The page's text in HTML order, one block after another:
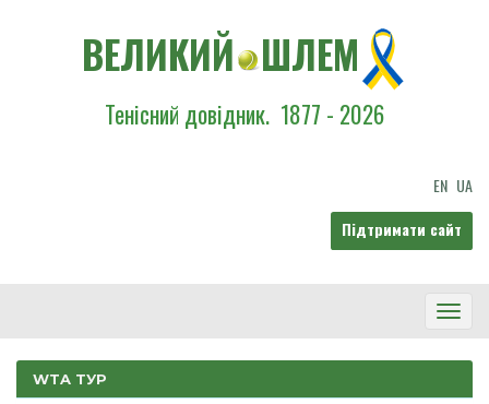
ВЕЛИКИЙ ШЛЕМ
Тенісний довідник. 1877 - 2026
EN UA
Підтримати сайт
WTA ТУР